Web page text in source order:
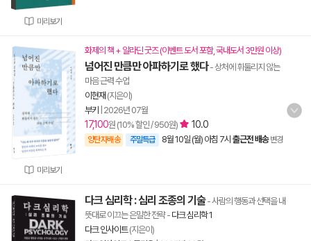
미리보기
미리보기
화제의 책 + 알라딘 굿즈 (이벤트 도서 포함, 국내도서 3만원 이상)
넘어진 만큼만 아파하기로 했다- 상처에 휘둘리지 않는
마음 근력 수업
이현재 (지은이)
부키
2026년 07월
17,100원 (10% 할인 / 950원) 10.0
양탄자배송 주말특급 8월 10일 (월) 아침 7시 출근전 배송 변경
다크 심리학 : 심리 조종의 기술- 사람의 행동과 선택을 내
뜻대로 이끄는 은밀한 전략- 다크 심리학 1
다크 인사이트(지은이)